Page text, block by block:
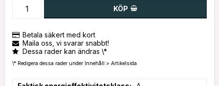
KÖP
Betala säkert med kort
Maila oss, vi svarar snabbt!
Dessa rader kan ändras \*
\* Redigera dessa rader under Innehåll > Artikelsida